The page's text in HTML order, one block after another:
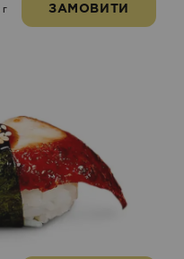
г ЗАМОВИТИ